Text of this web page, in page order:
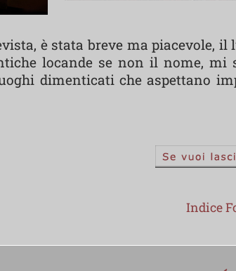
è stata breve ma piacevole,
locande se non il nome,
dimenticati che aspettano
Indice